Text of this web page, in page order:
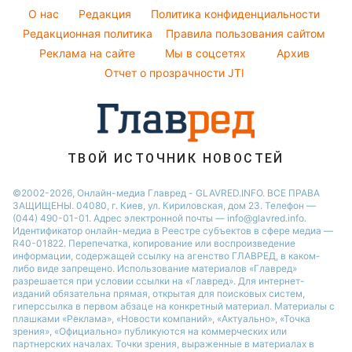
Виталий Козловский
Новости моды
Советы от Андре Тана
Новости Сум
Новости Черкассы
Новости Львова
Новости Ровно
Новости Днепра
Новости Запорожья
Новости Тернополя
Новости Одессы
O нас Редакция
Политика конфиденциальности
Редакционная политика
Правила пользования сайтом
Реклама на сайте
Мы в соцсетях
Архив
Отчет о прозрачности JTI
ТВОЙ ИСТОЧНИК НОВОСТЕЙ
©2002-2026, Онлайн-медиа Главред - GLAVRED.INFO. ВСЕ ПРАВА
ЗАЩИЩЕНЫ. 04080, г. Киев, ул. Кириловская, дом 23. Телефон —
(044) 490-01-01. Адрес электронной почты — info@glavred.info.
Идентификатор онлайн-медиа в Реестре cубъектов в сфере медиа —
R40-01822. Перепечатка, копирование или воспроизведение
информации, содержащей ссылку на агенство ГЛАВРЕД, в каком-
либо виде запрещено. Использование материалов «Главред»
разрешается при условии ссылки на «Главред». Для интернет-
изданий обязательна прямая, открытая для поисковых систем,
гиперссылка в первом абзаце на конкретный материал. Материалы с
плашками «Реклама», «Новости компаний», «Актуально», «Точка
зрения», «Официально» публикуются на коммерческих или
партнерских началах. Точки зрения, выраженные в материалах в